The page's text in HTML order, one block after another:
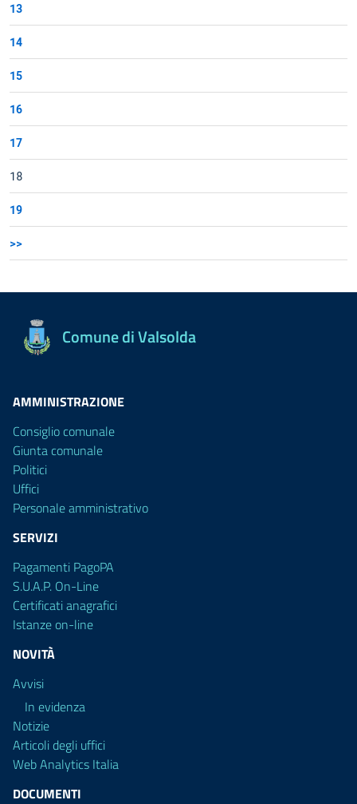
13
14
15
16
17
18
19
>>
Comune di Valsolda
AMMINISTRAZIONE
Consiglio comunale
Giunta comunale
Politici
Uffici
Personale amministrativo
SERVIZI
Pagamenti PagoPA
S.U.A.P. On-Line
Certificati anagrafici
Istanze on-line
NOVITÀ
Avvisi
In evidenza
Notizie
Articoli degli uffici
Web Analytics Italia
DOCUMENTI